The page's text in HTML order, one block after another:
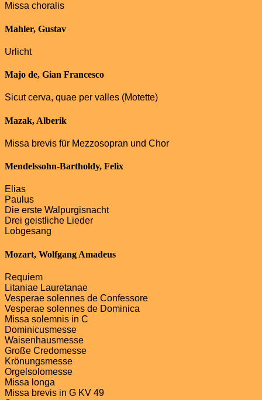
Missa choralis
Mahler, Gustav
Urlicht
Majo de, Gian Francesco
Sicut cerva, quae per valles (Motette)
Mazak, Alberik
Missa brevis für Mezzosopran und Chor
Mendelssohn-Bartholdy, Felix
Elias
Paulus
Die erste Walpurgisnacht
Drei geistliche Lieder
Lobgesang
Mozart, Wolfgang Amadeus
Requiem
Litaniae Lauretanae
Vesperae solennes de Confessore
Vesperae solennes de Dominica
Missa solemnis in C
Dominicusmesse
Waisenhausmesse
Große Credomesse
Krönungsmesse
Orgelsolomesse
Missa longa
Missa brevis in G KV 49